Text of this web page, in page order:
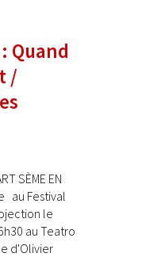
Quand
/
SÈME EN
au Festival
le
au Teatro
d'Olivier